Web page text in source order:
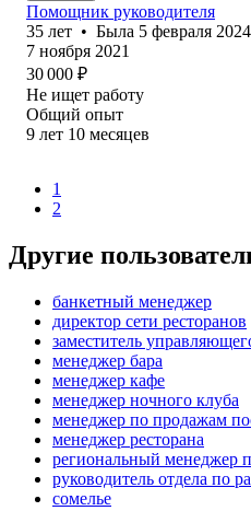
Помощник руководителя
35 лет • Была 5 февраля 2024
7 ноября 2021
30 000 ₽
Не ищет работу
Общий опыт
9 лет 10 месяцев
1
2
Другие
банкетный менеджер
директор сети ресторанов
заместитель
менеджер бара
менеджер кафе
менеджер ночного клуба
менеджер по продажам
менеджер ресторана
региональный менеджер
руководитель отдела по
сомелье